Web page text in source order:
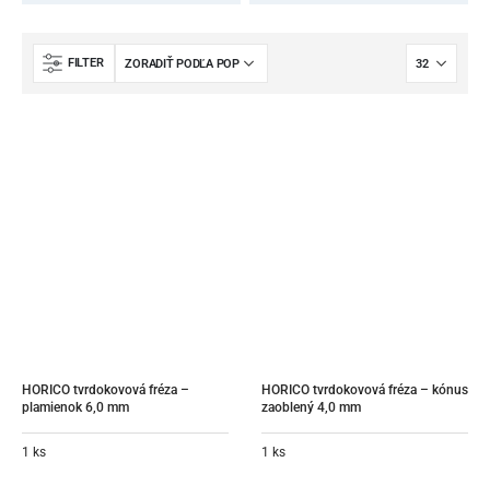
FILTER
HORICO tvrdokovová fréza –
plamienok 6,0 mm
1 ks
HORICO tvrdokovová fréza – kónus
zaoblený 4,0 mm
1 ks